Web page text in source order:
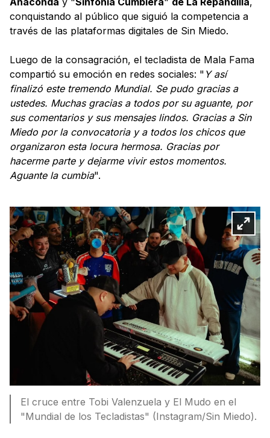
conquistando al público que siguió la competencia a
través de las plataformas digitales de Sin Miedo.
Luego de la consagración, el tecladista de Mala Fama
compartió su emoción en redes sociales: " Y así
finalizó este tremendo Mundial. Se pudo gracias a
ustedes. Muchas gracias a todos por su aguante, por
sus comentarios y sus mensajes lindos. Gracias a Sin
Miedo por la convocatoria y a todos los chicos que
organizaron esta locura hermosa. Gracias por
hacerme parte y dejarme vivir estos momentos.
Aguante la cumbia".
El cruce entre Tobi Valenzuela y El Mudo en el
"Mundial de los Tecladistas" (Instagram/Sin Miedo).